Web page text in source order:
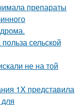
препараты
сельской
не на той
1X представила